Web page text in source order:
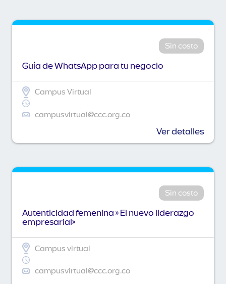
Sin costo
Guía de WhatsApp para tu negocio
Campus Virtual
campusvirtual@ccc.org.co
Ver detalles
Sin costo
Autenticidad femenina » El nuevo liderazgo
empresarial»
Campus virtual
campusvirtual@ccc.org.co